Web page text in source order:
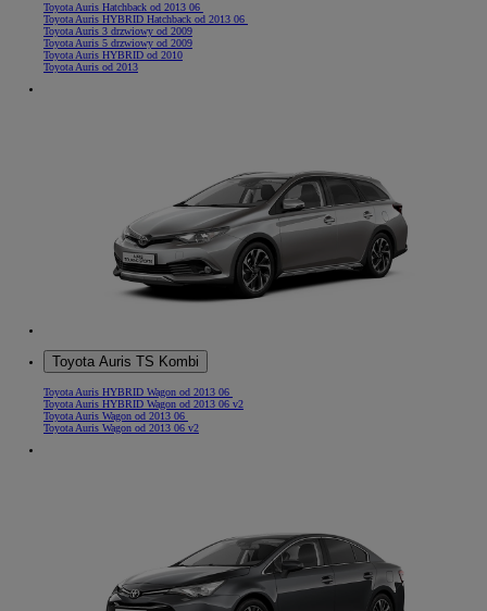
Toyota Auris Hatchback od 2013 06
Toyota Auris HYBRID Hatchback od 2013 06
Toyota Auris 3 drzwiowy od 2009
Toyota Auris 5 drzwiowy od 2009
Toyota Auris HYBRID od 2010
Toyota Auris od 2013
Toyota Auris TS Kombi
Toyota Auris HYBRID Wagon od 2013 06
Toyota Auris HYBRID Wagon od 2013 06 v2
Toyota Auris Wagon od 2013 06
Toyota Auris Wagon od 2013 06 v2